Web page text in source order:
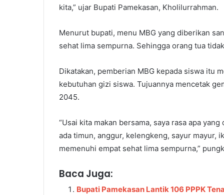
kita,” ujar Bupati Pamekasan, Kholilurrahman.
Menurut bupati, menu MBG yang diberikan
sehat lima sempurna. Sehingga orang tua
Dikatakan, pemberian MBG kepada siswa itu
kebutuhan gizi siswa. Tujuannya mencetak
2045.
“Usai kita makan bersama, saya rasa apa
ada timun, anggur, kelengkeng, sayur mayur,
memenuhi empat sehat lima sempurna,”
Baca Juga:
Bupati Pamekasan Lantik 106 PPPK